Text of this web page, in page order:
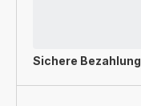
Sichere Bezahlung